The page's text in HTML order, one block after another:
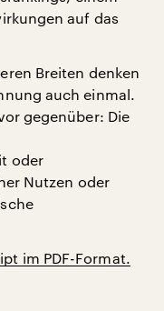
auf das
Breiten denken
auch einmal.
gegenüber: Die
oder
Nutzen oder
im PDF-Format.